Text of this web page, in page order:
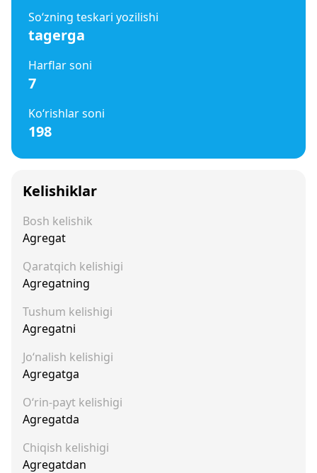
So‘zning teskari yozilishi
tagerga
Harflar soni
7
Ko‘rishlar soni
198
Kelishiklar
Bosh kelishik
Agregat
Qaratqich kelishigi
Agregatning
Tushum kelishigi
Agregatni
Jo‘nalish kelishigi
Agregatga
O‘rin-payt kelishigi
Agregatda
Chiqish kelishigi
Agregatdan